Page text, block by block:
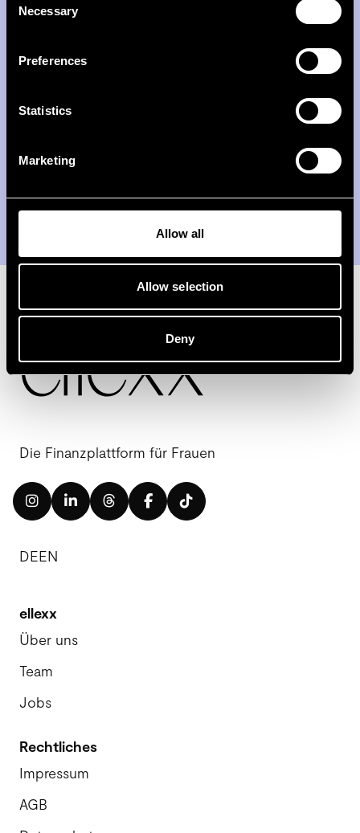
Selection
Necessary
Preferences
Statistics
Marketing
Allow all
Allow selection
Deny
Abonnieren
Die Finanzplattform für Frauen
DEEN
ellexx
Über uns
Team
Jobs
Rechtliches
Impressum
AGB